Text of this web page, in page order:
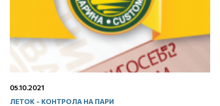
05.10.2021
ЛЕТОК - КОНТРОЛА НА ПАРИ